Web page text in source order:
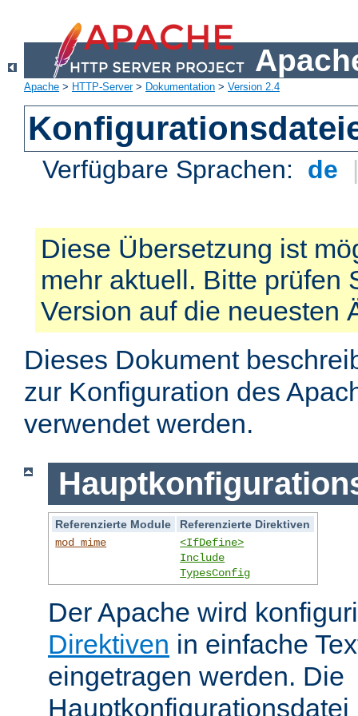
Apache > HTTP-Server> Dokumentation > Version 2.4
Verfügbare Sprachen: de
Diese Übersetzung ist
mehr aktuell. Bitte prüfen
Version auf die neuesten
Dieses Dokument
zur Konfiguration des
verwendet werden.
Referenzierte Module
Referenzierte Direktiven
mod_mime
<IfDefine>
Include
TypesConfig
Der Apache wird
Direktiven in einfache
eingetragen werden. Die